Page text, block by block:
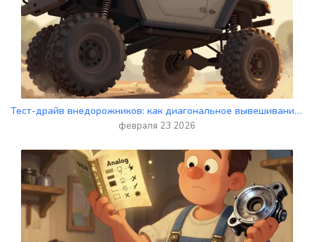
Тест-драйв внедорожников: как диагональное вывешивание влияет на геометрическую проходимость
февраля 23 2026